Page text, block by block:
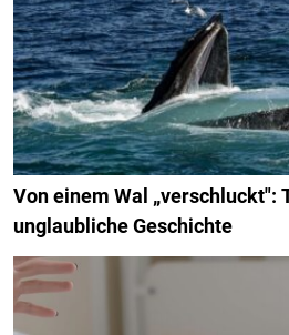
Von einem Wal „verschluckt":
unglaubliche Geschichte